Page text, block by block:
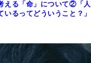
える「命」について②「人
るってどういうこと？」